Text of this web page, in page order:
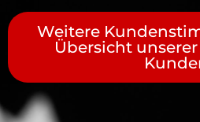
Weitere
Übersicht